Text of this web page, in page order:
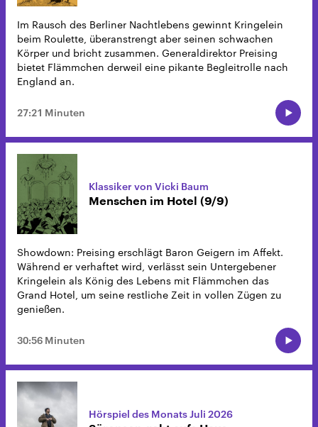
Im Rausch des Berliner Nachtlebens gewinnt Kringelein
beim Roulette, überanstrengt aber seinen schwachen
Körper und bricht zusammen. Generaldirektor Preising
bietet Flämmchen derweil eine pikante Begleitrolle nach
England an.
27:21 Minuten
Klassiker von Vicki Baum
Menschen im Hotel (9/9)
Showdown: Preising erschlägt Baron Geigern im Affekt.
Während er verhaftet wird, verlässt sein Untergebener
Kringelein als König des Lebens mit Flämmchen das
Grand Hotel, um seine restliche Zeit in vollen Zügen zu
genießen.
30:56 Minuten
Hörspiel des Monats Juli 2026